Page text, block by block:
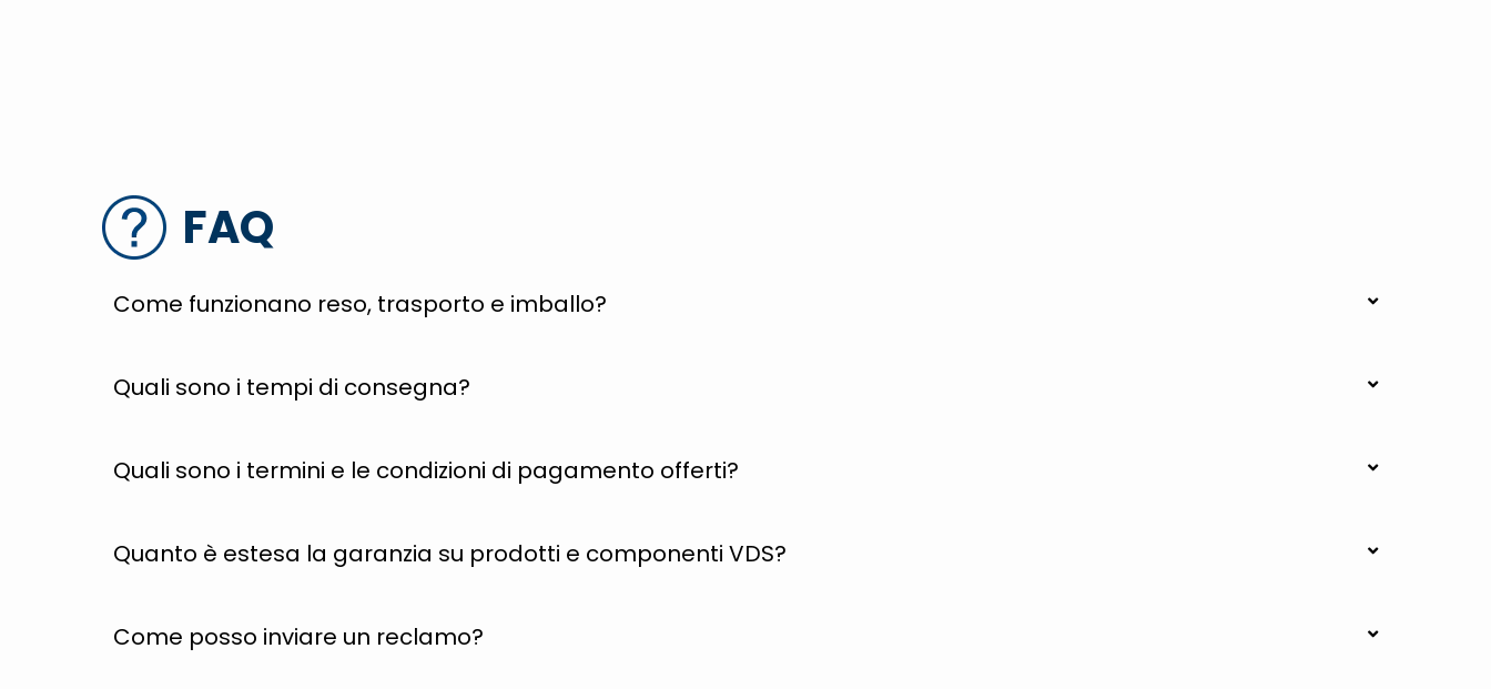
FAQ
Come funzionano reso, trasporto e imballo?
Quali sono i tempi di consegna?
Quali sono i termini e le condizioni di pagamento offerti?
Quanto è estesa la garanzia su prodotti e componenti VDS?
Come posso inviare un reclamo?